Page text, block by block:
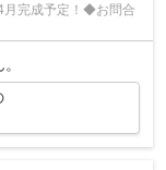
月完成予定！◆お問合